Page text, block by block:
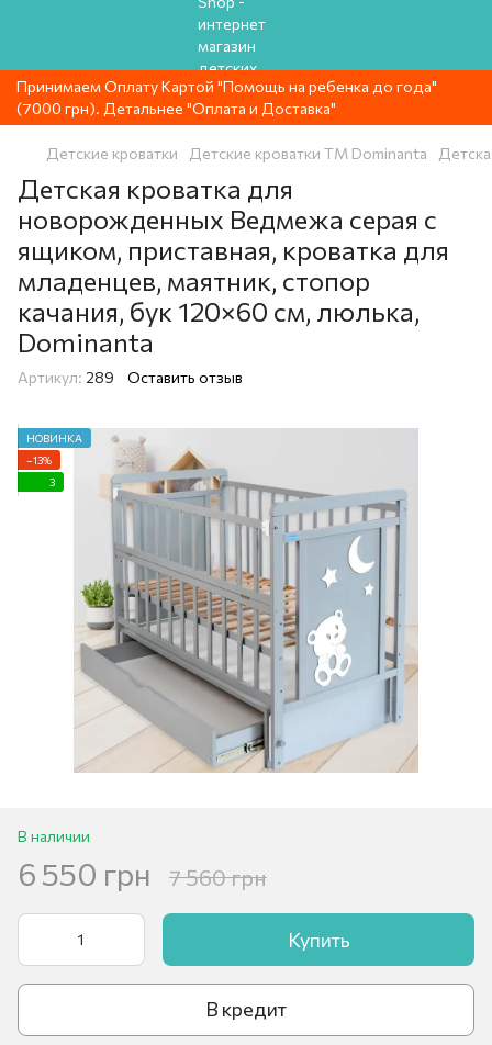
Принимаем Оплату Картой "Помощь на ребенка до года"
(7000 грн). Детальнее "Оплата и Доставка"
Детские кроватки Детские кроватки ТМ Dominanta
Детская кроватка для
новорожденных Ведмежа серая с
ящиком, приставная, кроватка для
младенцев, маятник, стопор
качания, бук 120×60 см, люлька,
Dominanta
Артикул: 289 Оставить отзыв
НОВИНКА
−13%
3
В наличии
6 550 грн 7 560 грн
Купить
В кредит